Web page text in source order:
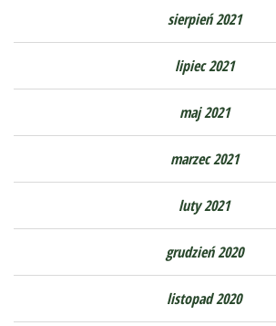
sierpień 2021
lipiec 2021
maj 2021
marzec 2021
luty 2021
grudzień 2020
listopad 2020